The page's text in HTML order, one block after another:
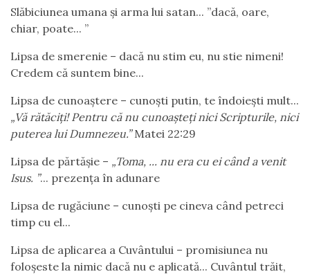
Slăbiciunea umana și arma lui satan... ”dacă, oare,
chiar, poate... ”
Lipsa de smerenie – dacă nu stim eu, nu stie nimeni!
Credem că suntem bine...
Lipsa de cunoaștere – cunoști putin, te îndoiești mult...
„Vă rătăciți! Pentru că nu cunoașteți nici Scripturile, nici
puterea lui Dumnezeu.” Matei 22:29
Lipsa de părtășie – „Toma, ... nu era cu ei când a venit
Isus. ”... prezența în adunare
Lipsa de rugăciune – cunoști pe cineva când petreci
timp cu el...
Lipsa de aplicarea a Cuvântului – promisiunea nu
foloșeste la nimic dacă nu e aplicată... Cuvântul trăit,